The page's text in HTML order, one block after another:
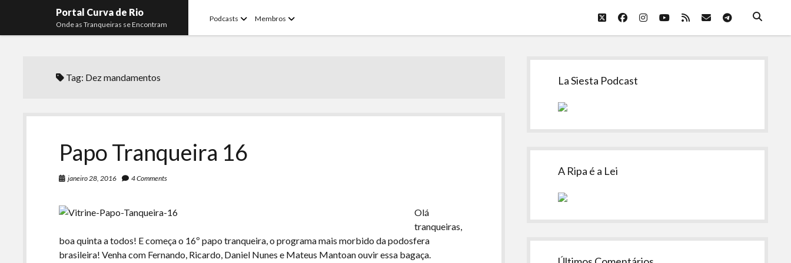
Portal Curva de Rio
Onde as Tranqueiras se Encontram
Podcasts openMembros open
twitterfacebookinstagram
youtube
rss emailtelegram
Tag: Dez mandamentos
Papo Tranqueira 16
janeiro 28, 2016 4 Comments
Olá
tranqueiras,
boa quinta a todos! E começa o 16º papo tranqueira, o programa mais morbido da podosfera
brasileira! Venha com Fernando, Ricardo, Daniel Nunes e Mateus Mantoan ouvir essa bagaça.
Sidebar
La Siesta Podcast
A Ripa é a Lei